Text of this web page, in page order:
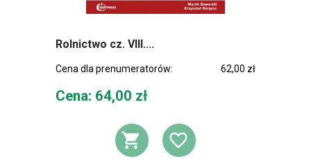
Rolnictwo cz. VIII....
Cena dla prenumeratorów: 62,00 zł
Cena
Cena: 64,00 zł
DODAJ DO
DODAJ DO